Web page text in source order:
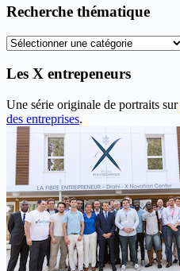
anciens
Recherche thématique
Recherche
Les X entrepeneurs
Une série originale de portraits sur
des entreprises.